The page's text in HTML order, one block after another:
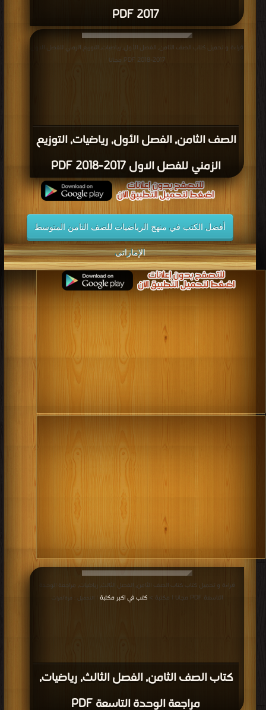
2017 PDF
الصف الثامن, الفصل الأول, رياضيات, التوزيع
الزمني للفصل الاول 2017-2018 PDF
قراءة و تحميل كتاب الصف الثامن, الفصل الأول, رياضيات, التوزيع الزمني للفصل الاول
2017-2018 PDF مجانا
أفضل الكتب في منهج الرياضيات للصف الثامن المتوسط
الإماراتى
كتاب الصف الثامن, الفصل الثالث, رياضيات,
مراجعة الوحدة التاسعة PDF
قراءة و تحميل كتاب كتاب الصف الثامن, الفصل الثالث, رياضيات, مراجعة الوحدة
التاسعة PDF مجانا | مكتبة >
كتب في اكبر مكتبة | التحميل : مرة/مرات